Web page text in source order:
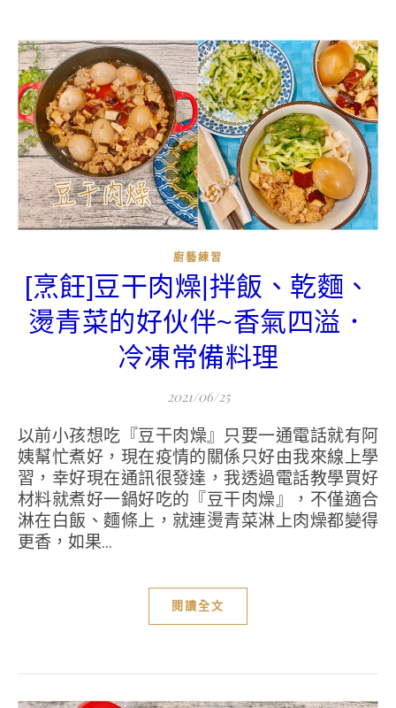
廚藝練習
[烹飪]豆干肉燥|拌飯、乾麵、
燙青菜的好伙伴~香氣四溢．
冷凍常備料理
2021/06/25
以前小孩想吃『豆干肉燥』只要一通電話就有阿
姨幫忙煮好，現在疫情的關係只好由我來線上學
習，幸好現在通訊很發達，我透過電話教學買好
材料就煮好一鍋好吃的『豆干肉燥』，不僅適合
淋在白飯、麵條上，就連燙青菜淋上肉燥都變得
更香，如果...
閱讀全文